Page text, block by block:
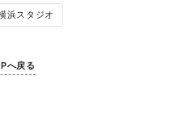
浜スタジオ
へ戻る